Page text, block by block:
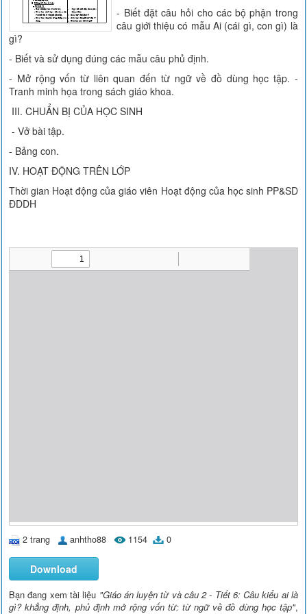
- Biết đặt câu hỏi cho các bộ phận trong
câu giới thiệu có mẫu Ai (cái gì, con gì) là
gì?
- Biết và sử dụng đúng các mẫu câu phủ định.
- Mở rộng vốn từ liên quan đến từ ngữ về đồ dùng học tập. -
Tranh minh họa trong sách giáo khoa.
III. CHUẨN BỊ CỦA HỌC SINH
- Vở bài tập.
- Bảng con.
IV. HOẠT ĐỘNG TRÊN LỚP
Thời gian Hoạt động của giáo viên Hoạt động của học sinh PP&SD
ĐDDH
2 trang anhtho88 1154 0
Download
Bạn đang xem tài liệu "Giáo án luyện từ và câu 2 - Tiết 6: Câu kiểu ai là
gì? khẳng định, phủ định mở rộng vốn từ: từ ngữ về đồ dùng học tập",